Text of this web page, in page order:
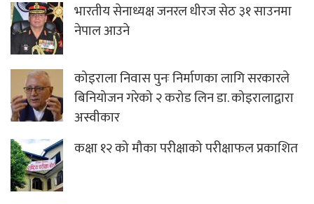
भारतीय सेनाध्यक्ष जनरल धीरज सेठ ३१ साउनमा
नेपाल आउने
कोइराला निवास पुनः निर्माणका लागि सरकारले
बिनियोजन गरेको २ करोड लिन डा. कोइरालाद्वारा
अस्वीकार
कक्षा १२ को मौका परीक्षाको परीक्षाफल प्रकाशित